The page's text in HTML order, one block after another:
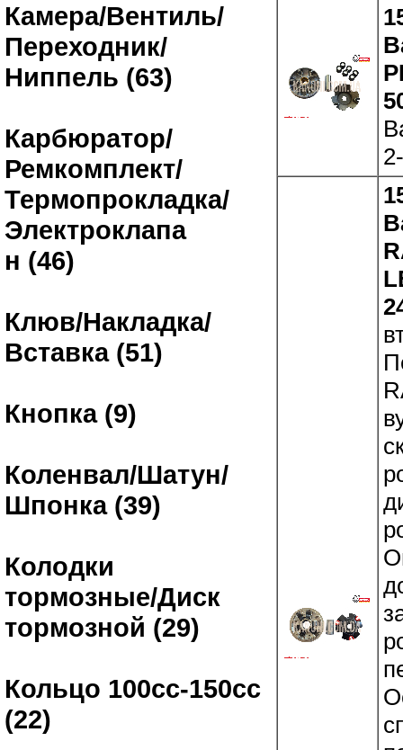
Камера/Вентиль/
Переходник/
Ниппель (63)
Карбюратор/
Ремкомплект/
Термопрокладка/
Электроклапа
н (46)
Клюв/Накладка/
Вставка (51)
Кнопка (9)
Коленвал/Шатун/
Шпонка (39)
Колодки
тормозные/Диск
тормозной (29)
Кольцо 100сс-150сс
(22)